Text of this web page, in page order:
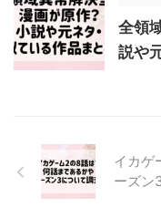
全領
説や
イカゲ
ーズン